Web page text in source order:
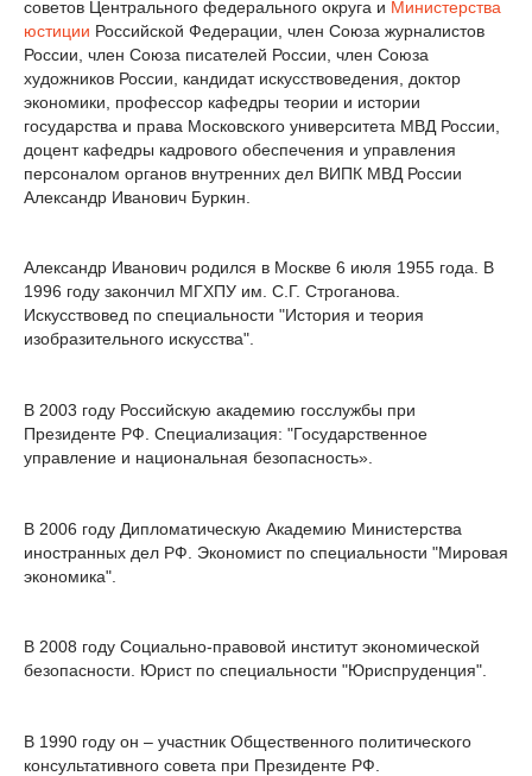
советов Центрального федерального округа и Министерства
юстиции Российской Федерации, член Союза журналистов
России, член Союза писателей России, член Союза
художников России, кандидат искусствоведения, доктор
экономики, профессор кафедры теории и истории
государства и права Московского университета МВД России,
доцент кафедры кадрового обеспечения и управления
персоналом органов внутренних дел ВИПК МВД России
Александр Иванович Буркин.
Александр Иванович родился в Москве 6 июля 1955 года. В
1996 году закончил МГХПУ им. С.Г. Строганова.
Искусствовед по специальности "История и теория
изобразительного искусства".
В 2003 году Российскую академию госслужбы при
Президенте РФ. Специализация: "Государственное
управление и национальная безопасность».
В 2006 году Дипломатическую Академию Министерства
иностранных дел РФ. Экономист по специальности "Мировая
экономика".
В 2008 году Социально-правовой институт экономической
безопасности. Юрист по специальности "Юриспруденция".
В 1990 году он – участник Общественного политического
консультативного совета при Президенте РФ.